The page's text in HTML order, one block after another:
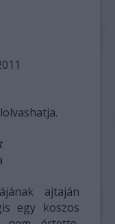
ajtaján
egy koszos